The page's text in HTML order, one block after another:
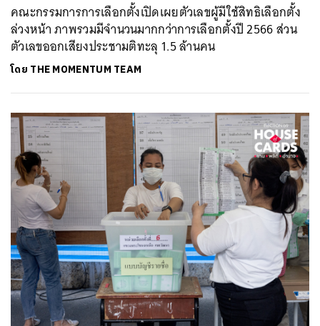
คณะกรรมการการเลือกตั้งเปิดเผยตัวเลขผู้มีใช้สิทธิเลือกตั้ง
ล่วงหน้า ภาพรวมมีจำนวนมากกว่าการเลือกตั้งปี 2566 ส่วน
ตัวเลขออกเสียงประชามติทะลุ 1.5 ล้านคน
โดย THE MOMENTUM TEAM